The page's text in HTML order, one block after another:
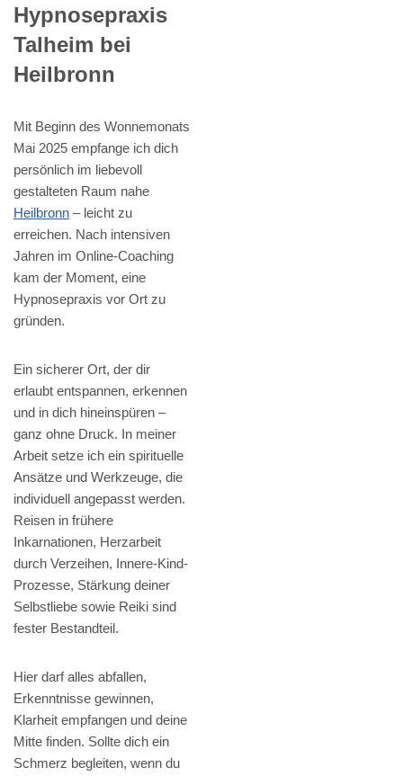
Hypnosepraxis
Talheim bei
Heilbronn
Mit Beginn des Wonnemonats
Mai 2025 empfange ich dich
persönlich im liebevoll
gestalteten Raum nahe
Heilbronn – leicht zu
erreichen. Nach intensiven
Jahren im Online-Coaching
kam der Moment, eine
Hypnosepraxis vor Ort zu
gründen.
Ein sicherer Ort, der dir
erlaubt entspannen, erkennen
und in dich hineinspüren –
ganz ohne Druck. In meiner
Arbeit setze ich ein spirituelle
Ansätze und Werkzeuge, die
individuell angepasst werden.
Reisen in frühere
Inkarnationen, Herzarbeit
durch Verzeihen, Innere-Kind-
Prozesse, Stärkung deiner
Selbstliebe sowie Reiki sind
fester Bestandteil.
Hier darf alles abfallen,
Erkenntnisse gewinnen,
Klarheit empfangen und deine
Mitte finden. Sollte dich ein
Schmerz begleiten, wenn du